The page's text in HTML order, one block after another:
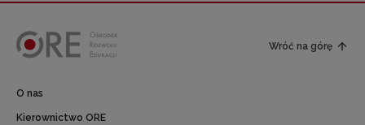
Wróć na górę
O nas
Kierownictwo ORE